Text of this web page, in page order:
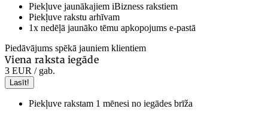
Piekļuve jaunākajiem iBizness rakstiem
Piekļuve rakstu arhīvam
1x nedēļā jaunāko tēmu apkopojums e-pastā
Piedāvājums spēkā jauniem klientiem
Viena raksta iegāde
3 EUR / gab.
Lasīt!
Piekļuve rakstam 1 mēnesi no iegādes brīža